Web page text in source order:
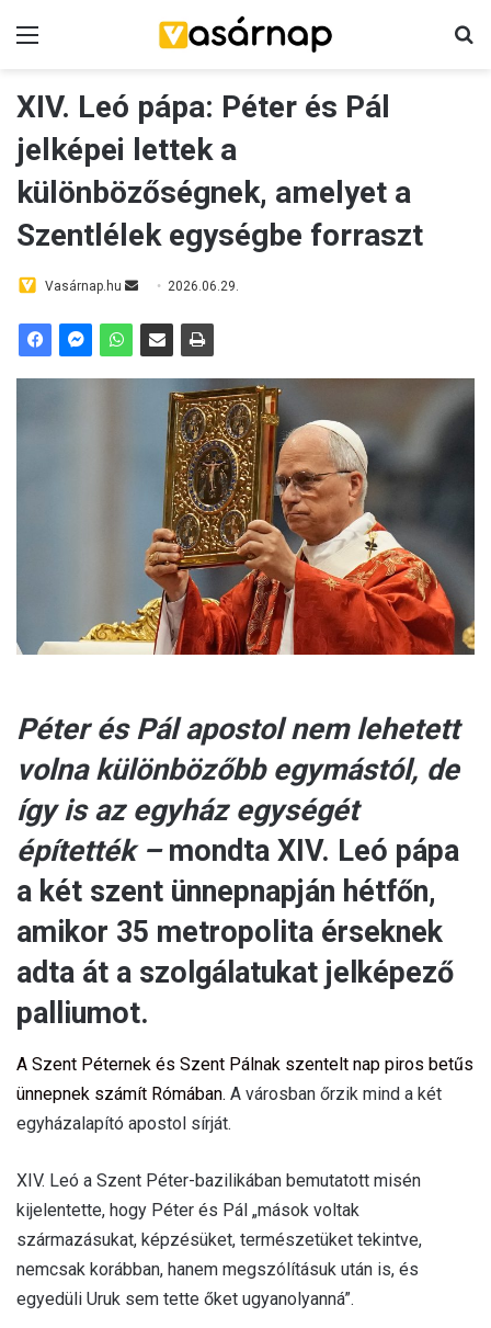
XIV. Leó pápa: Péter és Pál
jelképei lettek a
különbözőségnek, amelyet a
Szentlélek egységbe forraszt
Vasárnap.hu 2026.06.29.
Péter és Pál apostol nem lehetett
volna különbözőbb egymástól, de
így is az egyház egységét
építették –mondta XIV. Leó pápa
a két szent ünnepnapján hétfőn,
amikor 35 metropolita érseknek
adta át a szolgálatukat jelképező
palliumot.
A Szent Péternek és Szent Pálnak szentelt nap piros betűs
ünnepnek számít Rómában. A városban őrzik mind a két
egyházalapító apostol sírját.
XIV. Leó a Szent Péter-bazilikában bemutatott misén
kijelentette, hogy Péter és Pál „mások voltak
származásukat, képzésüket, természetüket tekintve,
nemcsak korábban, hanem megszólításuk után is, és
egyedüli Uruk sem tette őket ugyanolyanná”.